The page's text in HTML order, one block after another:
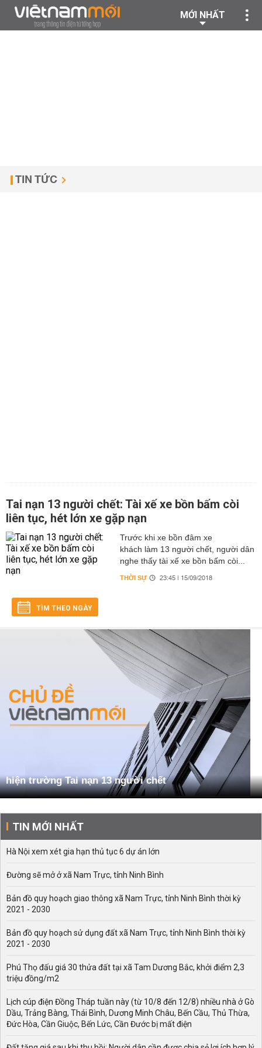
MỚI NHẤT
TIN TỨC
Tai nạn 13 người chết: Tài xế xe bồn bấm còi
liên tục, hét lớn xe gặp nạn
Trước khi xe bồn đâm xe
khách làm 13 người chết, người dân
nghe thấy tài xế xe bồn bấm còi...
THỜI SỰ 23:45 | 15/09/2018
TÌM THEO NGÀY
hiện trường Tai nạn 13 người chết
TIN MỚI NHẤT
Hà Nội xem xét gia hạn thủ tục 6 dự án lớn
Đường sẽ mở ở xã Nam Trực, tỉnh Ninh Bình
Bản đồ quy hoạch giao thông xã Nam Trực, tỉnh Ninh Bình thời kỳ
2021 - 2030
Bản đồ quy hoạch sử dụng đất xã Nam Trực, tỉnh Ninh Bình thời kỳ
2021 - 2030
Phú Thọ đấu giá 30 thửa đất tại xã Tam Dương Bắc, khởi điểm 2,3
triệu đồng/m2
Lịch cúp điện Đồng Tháp tuần này (từ 10/8 đến 12/8) nhiều nhà ở Gò
Dầu, Trảng Bàng, Thái Bình, Dương Minh Châu, Bến Cầu, Thủ Thừa,
Đức Hòa, Cần Giuộc, Bến Lức, Cần Đước bị mất điện